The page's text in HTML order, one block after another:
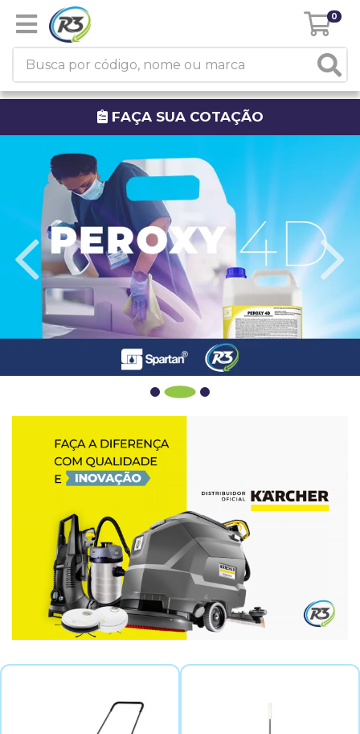
0
FAÇA SUA COTAÇÃO